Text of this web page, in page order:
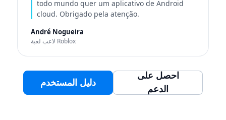
todo mundo quer um aplicativo de Android
cloud. Obrigado pela atenção.
André Nogueira
لاعب لعبة Roblox
دليل المستخدم
احصل على
الدعم